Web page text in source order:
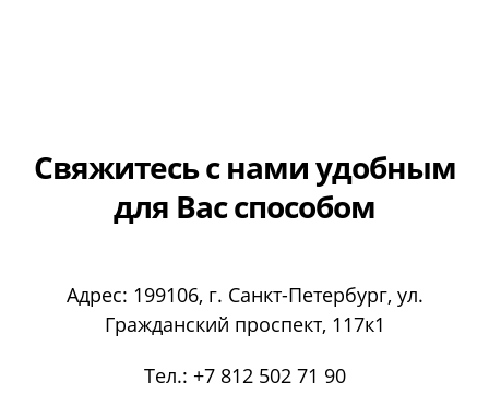
Свяжитесь с намиудобным
для Вас способом
Адрес: 199106, г. Санкт-Петербург, ул.
Гражданский проспект, 117к1
Тел.: +7 812 502 71 90